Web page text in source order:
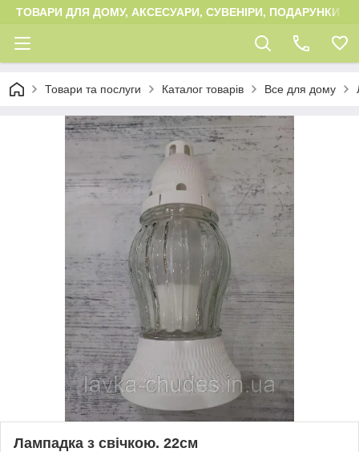
ТОВАРИ ДЛЯ ДОМУ, АКСЕСУАРИ, СУВЕНІРИ, ПОДАРУНКИ
Товари та послуги Каталог товарів Все для дому
Лампадка з свічкою. 22см